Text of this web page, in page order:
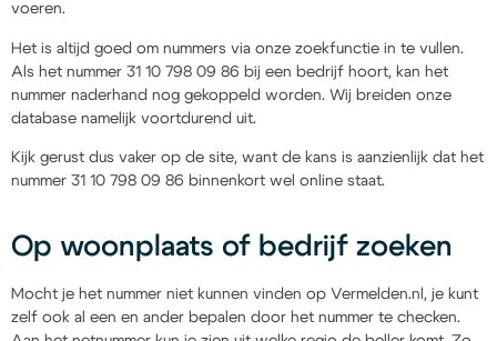
voeren.
Het is altijd goed om nummers via onze zoekfunctie in te vullen.
Als het nummer 31 10 798 09 86 bij een bedrijf hoort, kan het
nummer naderhand nog gekoppeld worden. Wij breiden onze
database namelijk voortdurend uit.
Kijk gerust dus vaker op de site, want de kans is aanzienlijk dat het
nummer 31 10 798 09 86 binnenkort wel online staat.
Op woonplaats of bedrijf zoeken
Mocht je het nummer niet kunnen vinden op Vermelden.nl, je kunt
zelf ook al een en ander bepalen door het nummer te checken.